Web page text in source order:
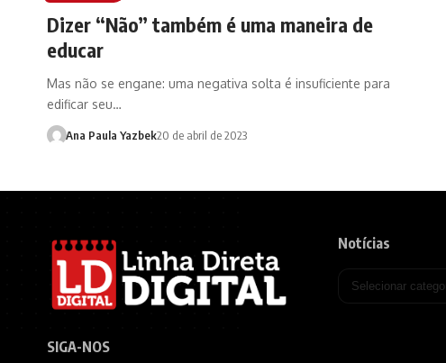
Dizer “Não” também é uma maneira de
educar
Mas não se engane: uma negativa solta é insuficiente para
edificar seu…
Ana Paula Yazbek20 de abril de 2023
SIGA-NOS
Notícias